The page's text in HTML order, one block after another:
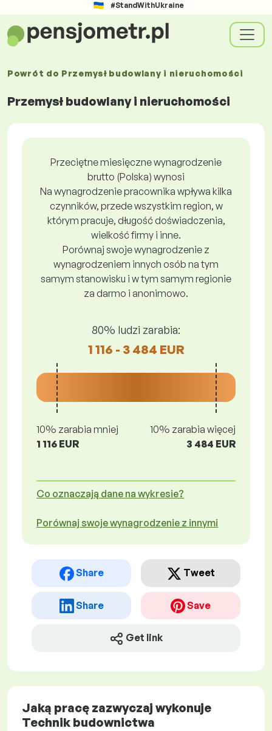
#StandWithUkraine
Powrót do Przemysł budowlany i nieruchomości
Przemysł budowlany i nieruchomości
Przeciętne miesięczne wynagrodzenie
brutto (Polska) wynosi
Na wynagrodzenie pracownika wpływa kilka
czynników, przede wszystkim region, w
którym pracuje, długość doświadczenia,
wielkość firmy i inne.
Porównaj swoje wynagrodzenie z
wynagrodzeniem innych osób na tym
samym stanowisku i w tym samym regionie
za darmo i anonimowo.
80% ludzi zarabia:
1 116 - 3 484 EUR
10% zarabia mniej
1 116 EUR
10% zarabia więcej
3 484 EUR
Co oznaczają dane na wykresie?
Porównaj swoje wynagrodzenie z innymi
Share Tweet
Share Save
Get link
Jaką pracę zazwyczaj wykonuje
Technik budownictwa